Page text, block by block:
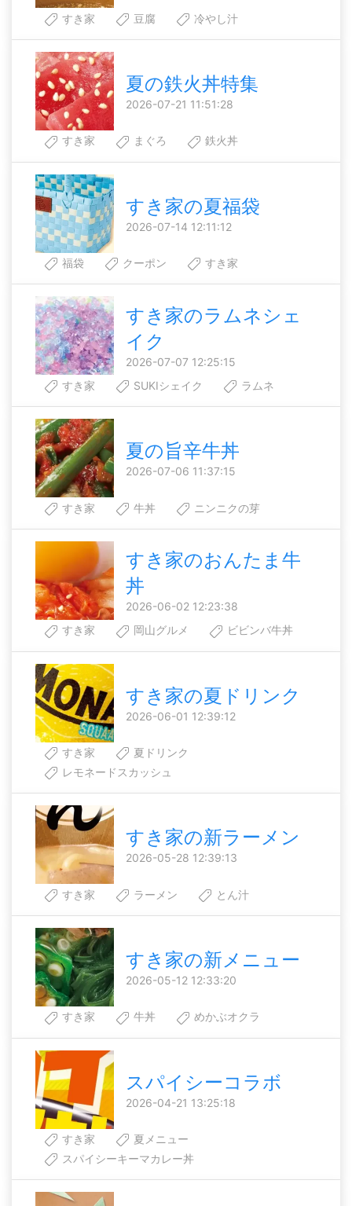
すき家 豆腐 冷やし汁
夏の鉄火丼特集
2026-07-21 11:51:28
すき家 まぐろ 鉄火丼
すき家の夏福袋
2026-07-14 12:11:12
福袋 クーポン すき家
すき家のラムネシェ
イク
2026-07-07 12:25:15
すき家
SUKIシェイク ラムネ
夏の旨辛牛丼
2026-07-06 11:37:15
すき家 牛丼 ニンニクの芽
すき家のおんたま牛
丼
2026-06-02 12:23:38
すき家
岡山グルメ ビビンバ牛丼
すき家の夏ドリンク
2026-06-01 12:39:12
すき家
夏ドリンク
レモネードスカッシュ
すき家の新ラーメン
2026-05-28 12:39:13
すき家 ラーメン とん汁
すき家の新メニュー
2026-05-12 12:33:20
すき家 牛丼 めかぶオクラ
スパイシーコラボ
2026-04-21 13:25:18
すき家
夏メニュー
スパイシーキーマカレー丼